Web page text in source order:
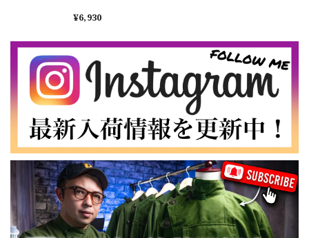
【Cooperstown Ball Cap】Made in USA Baseball Cap "NY" STONE×GREEN 新品 クーパーズタウンボールキャップ 6パネル ２トーン 緑
３.1947 New York Cubans
2026/07/01
2026/06/29
【Additive and Line】Wallet Chain Nickel Silver WCH-005 新品 ウォレットチェーン 小判型 ニッケルシルバー 約40cm
2026/06/27
PANT" ポロチノ ラル
アンドリュー No.111
¥6,930